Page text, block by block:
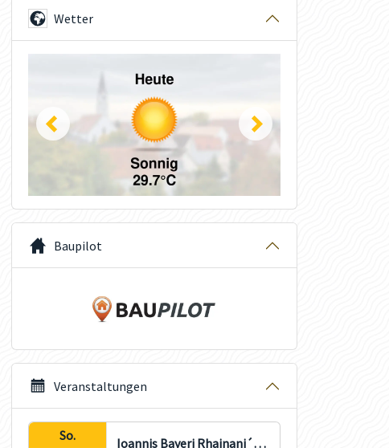
Wetter
Baupilot
Veranstaltungen
So.
Ioannis Bayeri Rhainani´s n